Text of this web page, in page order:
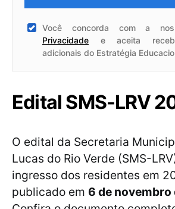
Você concorda com a
Privacidade e aceita
adicionais do Estratégia
Edital SMS-LRV
O edital da Secretaria
Lucas do Rio Verde (SMS-
ingresso dos residentes em
publicado em 6 de novembro